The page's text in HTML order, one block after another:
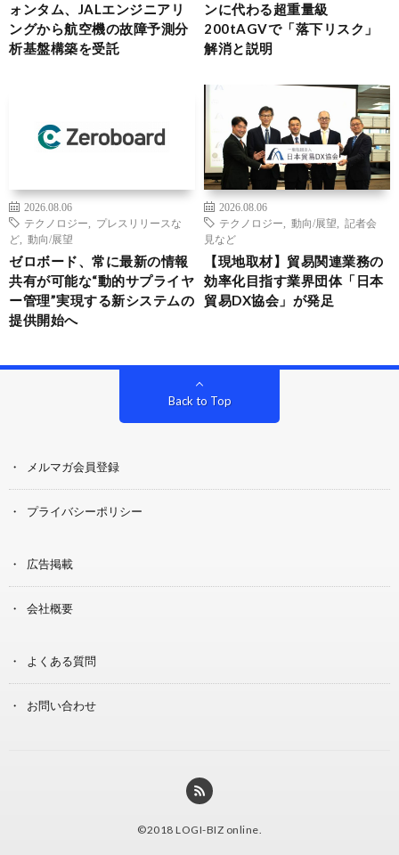
ォンタム、JALエンジニアリ
ングから航空機の故障予測分
析基盤構築を受託
ンに代わる超重量級
200tAGVで「落下リスク」
解消と説明
2026.08.06
テクノロジー
プレスリリースな
ど
動向/展望
ゼロボード、常に最新の情報
共有が可能な“動的サプライヤ
ー管理”実現する新システムの
提供開始へ
2026.08.06
テクノロジー
動向/展望
記者会
見など
【現地取材】貿易関連業務の
効率化目指す業界団体「日本
貿易DX協会」が発足
Back to Top
メルマガ会員登録
プライバシーポリシー
広告掲載
会社概要
よくある質問
お問い合わせ
©2018 LOGI-BIZ online